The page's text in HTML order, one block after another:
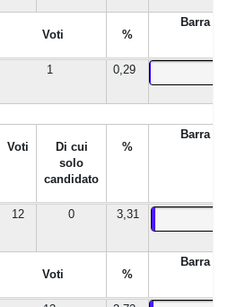
Voti %
Barra %
1 0,29
Voti
Di cui
solo
candidato
%
Barra %
12 0 3,31
Voti %
Barra %